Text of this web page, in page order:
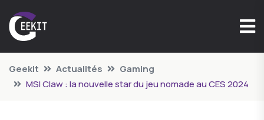
Geekit Actualités
Gaming
MSI Claw : la nouvelle star du jeu nomade au CES 2024